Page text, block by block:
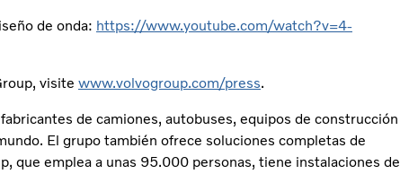
de onda: https://www.youtube.com/watch?v=4-
visite www.volvogroup.com/press.
de camiones, autobuses, equipos de construcción
El grupo también ofrece soluciones completas de
que emplea a unas 95.000 personas, tiene instalaciones de